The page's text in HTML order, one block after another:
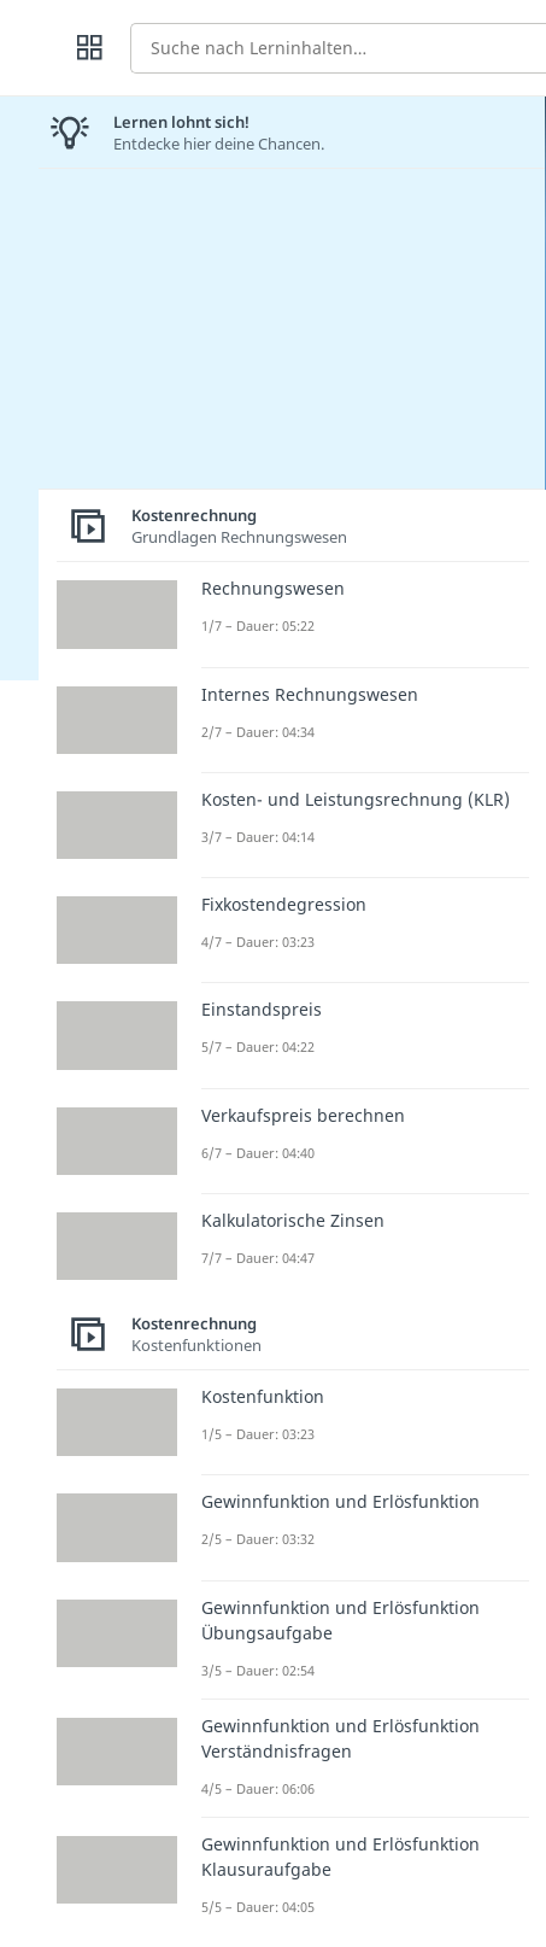
Suche
Lernen lohnt sich!
Entdecke hier deine Chancen.
Kostenrechnung
Grundlagen Rechnungswesen
Rechnungswesen
1/7 – Dauer: 05:22
Internes Rechnungswesen
2/7 – Dauer: 04:34
Kosten- und Leistungsrechnung (KLR)
3/7 – Dauer: 04:14
Fixkostendegression
4/7 – Dauer: 03:23
Einstandspreis
5/7 – Dauer: 04:22
Verkaufspreis berechnen
6/7 – Dauer: 04:40
Kalkulatorische Zinsen
7/7 – Dauer: 04:47
Kostenrechnung
Kostenfunktionen
Kostenfunktion
1/5 – Dauer: 03:23
Gewinnfunktion und Erlösfunktion
2/5 – Dauer: 03:32
Gewinnfunktion und Erlösfunktion
Übungsaufgabe
3/5 – Dauer: 02:54
Gewinnfunktion und Erlösfunktion
Verständnisfragen
4/5 – Dauer: 06:06
Gewinnfunktion und Erlösfunktion
Klausuraufgabe
5/5 – Dauer: 04:05